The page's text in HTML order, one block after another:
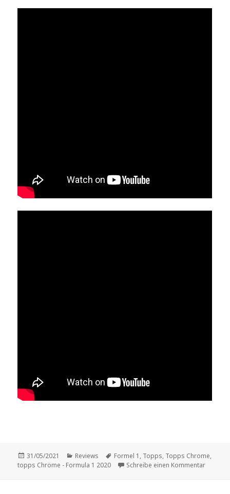
Veröffentlicht
am
31/05/2021 Kategorien
Reviews Schlagwörter
Formel 1 , Topps, Topps Chrome,
topps Chrome - Formula 1 2020
Schreibe einen Kommentarzu